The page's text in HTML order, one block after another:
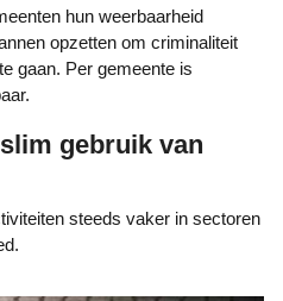
opzetten om criminaliteit
gaan. Per gemeente is
gebruik van